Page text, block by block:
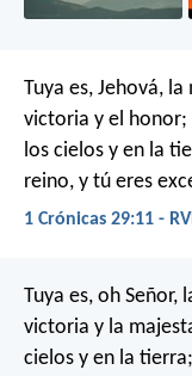
Tuya es, Jehová,
victoria y el honor;
los cielos y en la
reino, y tú eres
1 Crónicas 29:11 -
Tuya es, oh Señor,
victoria y la
cielos y en la